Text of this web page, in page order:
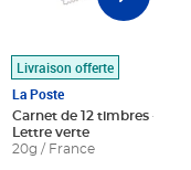
Livraison offerte
La Poste
Carnet de 12 timbres - Le
Lettre verte
20g / France